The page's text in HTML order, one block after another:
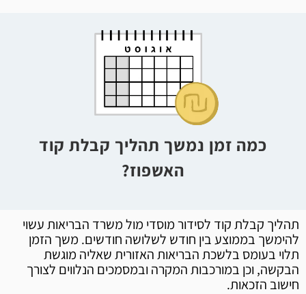
כמה זמן נמשך תהליך קבלת קוד
האשפוז?
תהליך קבלת קוד לסידור מוסדי מול משרד הבריאות עשוי
להימשך בממוצע בין חודש לשלושה חודשים. משך הזמן
תלוי בעומס בלשכת הבריאות האזורית שאליה מוגשת
הבקשה, וכן במורכבות המקרה ובמסמכים הנלווים לצורך
חישוב הזכאות.